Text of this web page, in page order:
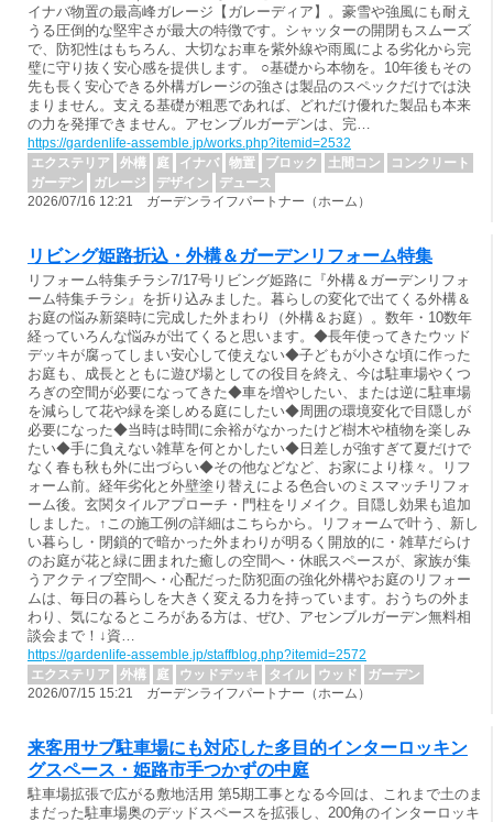
イナバ物置の最高峰ガレージ【ガレーディア】。豪雪や強風にも耐え
うる圧倒的な堅牢さが最大の特徴です。シャッターの開閉もスムーズ
で、防犯性はもちろん、大切なお車を紫外線や雨風による劣化から完
璧に守り抜く安心感を提供します。 ○基礎から本物を。10年後もその
先も長く安心できる外構ガレージの強さは製品のスペックだけでは決
まりません。支える基礎が粗悪であれば、どれだけ優れた製品も本来
の力を発揮できません。アセンブルガーデンは、完…
https://gardenlife-assemble.jp/works.php?itemid=2532
エクステリア
外構 庭 イナバ 物置 ブロック 土間コン
コンクリート
ガーデン
ガレージ デザイン
デュース
2026/07/16 12:21 ガーデンライフパートナー（ホーム）
リビング姫路折込・外構＆ガーデンリフォーム特集
リフォーム特集チラシ7/17号リビング姫路に『外構＆ガーデンリフォ
ーム特集チラシ』を折り込みました。暮らしの変化で出てくる外構＆
お庭の悩み新築時に完成した外まわり（外構＆お庭）。数年・10数年
経っていろんな悩みが出てくると思います。◆長年使ってきたウッド
デッキが腐ってしまい安心して使えない◆子どもが小さな頃に作った
お庭も、成長とともに遊び場としての役目を終え、今は駐車場やくつ
ろぎの空間が必要になってきた◆車を増やしたい、または逆に駐車場
を減らして花や緑を楽しめる庭にしたい◆周囲の環境変化で目隠しが
必要になった◆当時は時間に余裕がなかったけど樹木や植物を楽しみ
たい◆手に負えない雑草を何とかしたい◆日差しが強すぎて夏だけで
なく春も秋も外に出づらい◆その他などなど、お家により様々。リフ
ォーム前。経年劣化と外壁塗り替えによる色合いのミスマッチリフォ
ーム後。玄関タイルアプローチ・門柱をリメイク。目隠し効果も追加
しました。↑この施工例の詳細はこちらから。リフォームで叶う、新し
い暮らし・閉鎖的で暗かった外まわりが明るく開放的に・雑草だらけ
のお庭が花と緑に囲まれた癒しの空間へ・休眠スペースが、家族が集
うアクティブ空間へ・心配だった防犯面の強化外構やお庭のリフォー
ムは、毎日の暮らしを大きく変える力を持っています。おうちの外ま
わり、気になるところがある方は、ぜひ、アセンブルガーデン無料相
談会まで！↓資…
https://gardenlife-assemble.jp/staffblog.php?itemid=2572
エクステリア
外構 庭 ウッドデッキ タイル ウッド
ガーデン
2026/07/15 15:21 ガーデンライフパートナー（ホーム）
来客用サブ駐車場にも対応した多目的インターロッキン
グスペース・姫路市手つかずの中庭
駐車場拡張で広がる敷地活用 第5期工事となる今回は、これまで土のま
まだった駐車場奥のデッドスペースを拡張し、200角のインターロッキ